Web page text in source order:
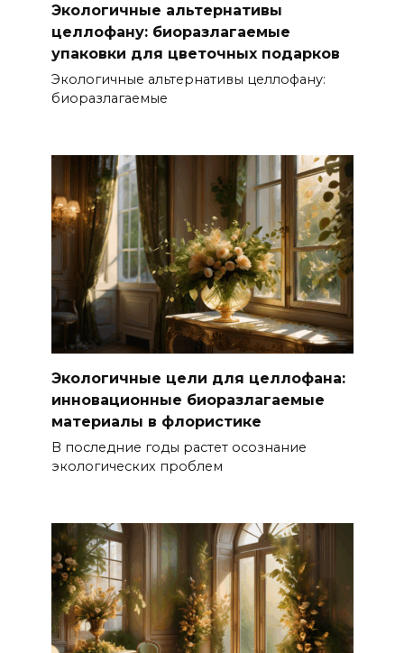
Экологичные альтернативы
целлофану: биоразлагаемые
упаковки для цветочных подарков
Экологичные альтернативы целлофану:
биоразлагаемые
Экологичные цели для целлофана:
инновационные биоразлагаемые
материалы в флористике
В последние годы растет осознание
экологических проблем